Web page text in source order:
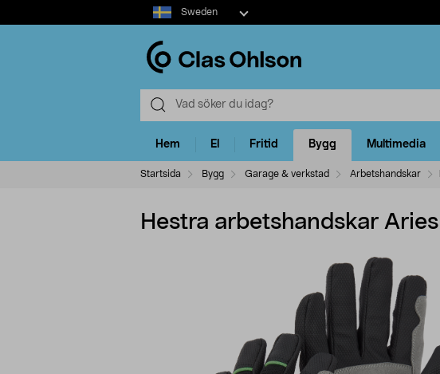
Select
market
Sweden
Hem El Fritid Bygg Multimedia
Startsida Bygg Garage & verkstad Arbetshandskar
Hestra arbetshandskar Aries